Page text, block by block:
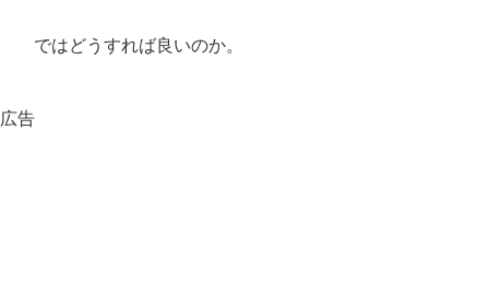
ではどうすれば良いのか。
広告